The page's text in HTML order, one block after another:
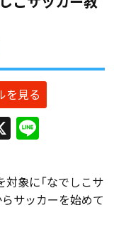
を見る
X
象に「なでしこサ
サッカーを始めて